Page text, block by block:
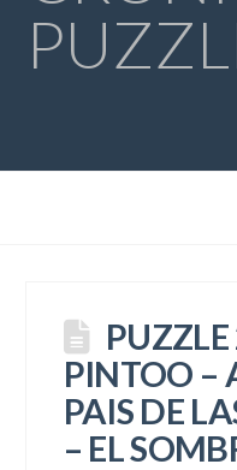
PINTOO –
PAIS DE
– EL